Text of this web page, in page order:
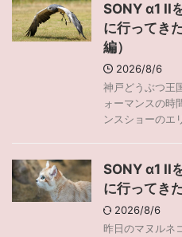
SONY α1 II
に行ってき
編）
2026/8/6
神戸どうぶつ王
ォーマンスの時
ンスショーのエ
SONY α1 II
に行ってき
2026/8/6
昨日のマヌルネ